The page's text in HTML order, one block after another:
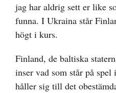
jag har aldrig sett er like
funna. I Ukraina står
högt i kurs.
Finland, de baltiska
inser vad som står på
håller sig till det